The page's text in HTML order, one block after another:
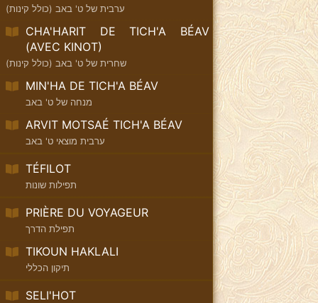
ערבית של ט' באב (כולל קינות)
CHA'HARIT DE TICH'A BÉAV
(AVEC KINOT)
שחרית של ט' באב (כולל קינות)
MIN'HA DE TICH'A BÉAV
מנחה של ט' באב
ARVIT MOTSAÉ TICH'A BÉAV
ערבית מוצאי ט' באב
TÉFILOT
תפילות שונות
PRIÈRE DU VOYAGEUR
תפילת הדרך
TIKOUN HAKLALI
תיקון הכללי
SELI'HOT